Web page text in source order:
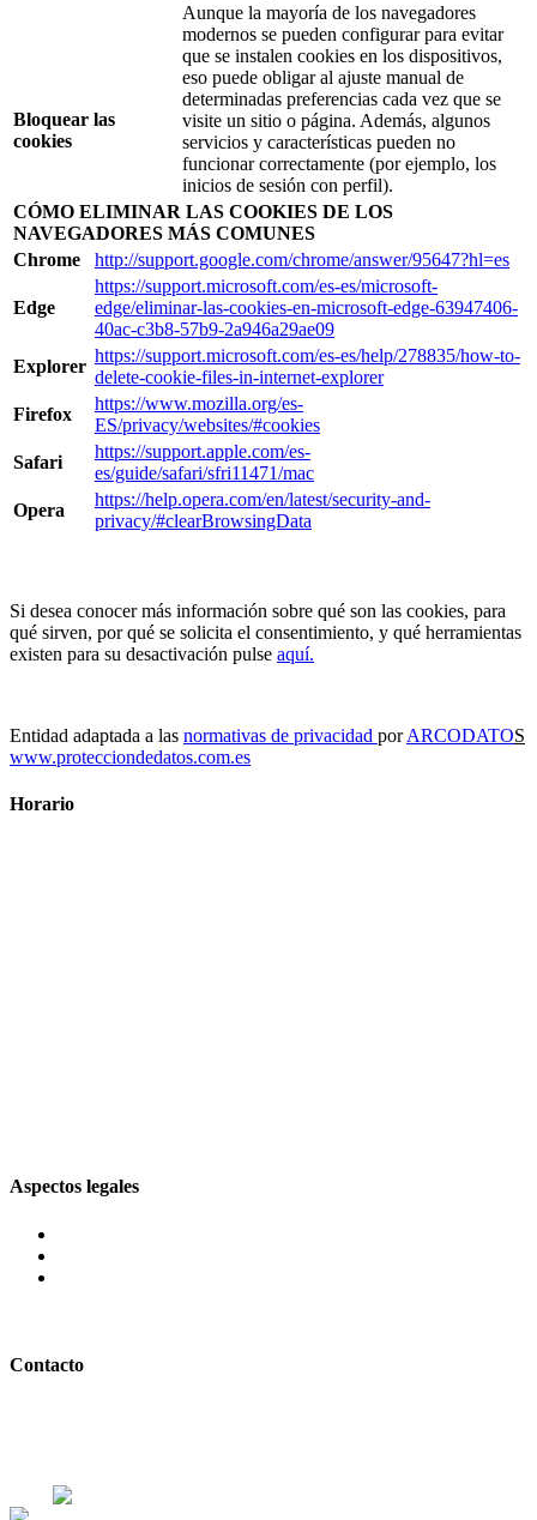
Bloquear las
cookies
Aunque la mayoría de los navegadores
modernos se pueden configurar para evitar
que se instalen cookies en los dispositivos,
eso puede obligar al ajuste manual de
determinadas preferencias cada vez que se
visite un sitio o página. Además, algunos
servicios y características pueden no
funcionar correctamente (por ejemplo, los
inicios de sesión con perfil).
CÓMO ELIMINAR LAS COOKIES DE LOS
NAVEGADORES MÁS COMUNES
Chrome
http://support.google.com/chrome/answer/95647?hl=es
Edge
https://support.microsoft.com/es-es/microsoft-
edge/eliminar-las-cookies-en-microsoft-edge-63947406-
40ac-c3b8-57b9-2a946a29ae09
Explorer
https://support.microsoft.com/es-es/help/278835/how-to-
delete-cookie-files-in-internet-explorer
Firefox
https://www.mozilla.org/es-
ES/privacy/websites/#cookies
Safari
https://support.apple.com/es-
es/guide/safari/sfri11471/mac
Opera
https://help.opera.com/en/latest/security-and-
privacy/#clearBrowsingData
Si desea conocer más información sobre qué son las cookies, para
qué sirven, por qué se solicita el consentimiento, y qué herramientas
existen para su desactivación pulse aquí.
Entidad adaptada a las normativas de privacidad porARCODATOS
www.protecciondedatos.com.es
Horario
Aspectos legales
Contacto